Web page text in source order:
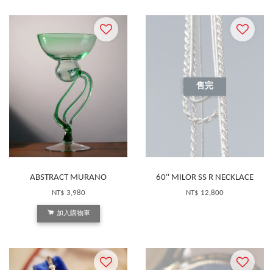
ABSTRACT MURANO
NT$ 3,980
加入購物車
售完
60'' MILOR SS R NECKLACE
NT$ 12,800